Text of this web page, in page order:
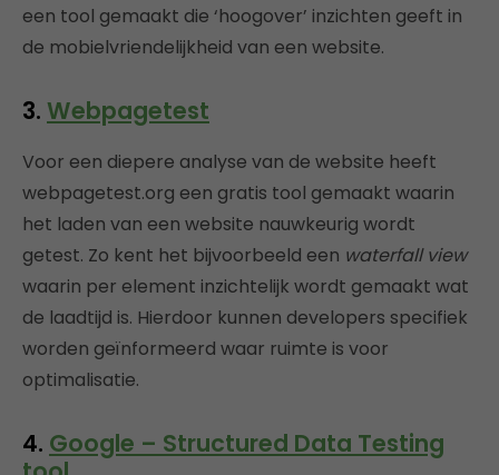
een tool gemaakt die ‘hoogover’ inzichten geeft in
de mobielvriendelijkheid van een website.
3. Webpagetest
Voor een diepere analyse van de website heeft
webpagetest.org een gratis tool gemaakt waarin
het laden van een website nauwkeurig wordt
getest. Zo kent het bijvoorbeeld een waterfall view
waarin per element inzichtelijk wordt gemaakt wat
de laadtijd is. Hierdoor kunnen developers specifiek
worden geïnformeerd waar ruimte is voor
optimalisatie.
4. Google – Structured Data Testing